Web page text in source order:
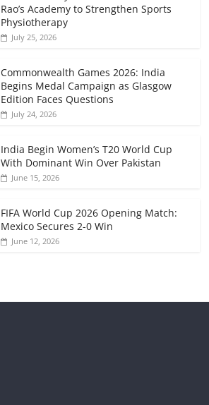
Rao’s Academy to Strengthen Sports
Physiotherapy
July 25, 2026
Commonwealth Games 2026: India
Begins Medal Campaign as Glasgow
Edition Faces Questions
July 24, 2026
India Begin Women’s T20 World Cup
With Dominant Win Over Pakistan
June 15, 2026
FIFA World Cup 2026 Opening Match:
Mexico Secures 2-0 Win
June 12, 2026